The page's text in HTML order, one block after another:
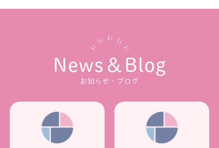
News＆Blog
お知らせ・ブログ